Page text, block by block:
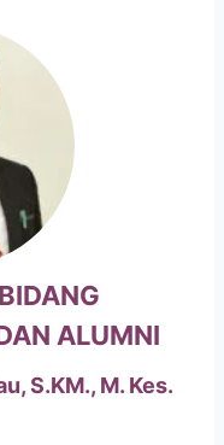
ALUMNI
S.KM., M. Kes.